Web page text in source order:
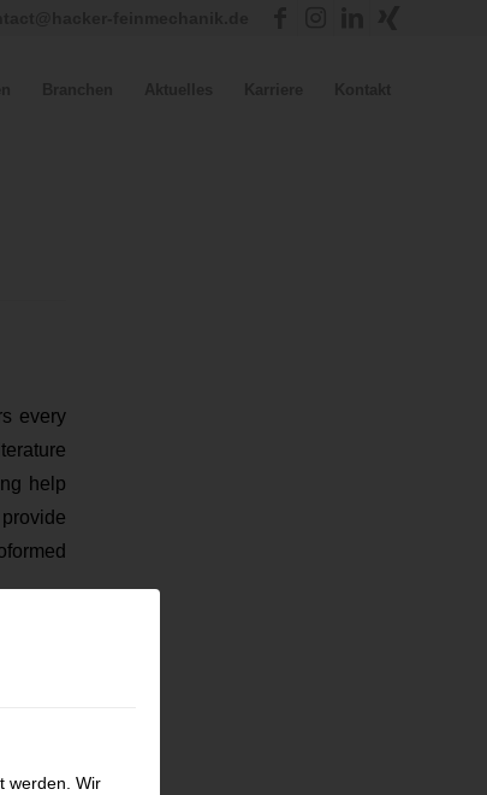
werden. Wir
every
help